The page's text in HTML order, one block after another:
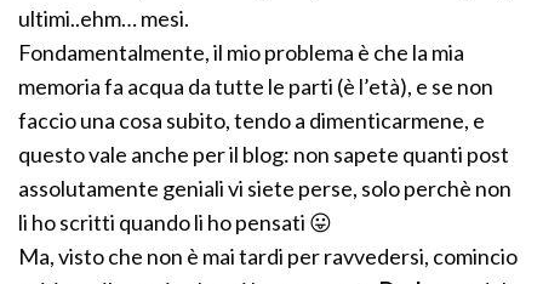
ultimi..ehm… mesi.
Fondamentalmente, il mio problema è che la mia
memoria fa acqua da tutte le parti (è l’età), e se non
faccio una cosa subito, tendo a dimenticarmene, e
questo vale anche per il blog: non sapete quanti post
assolutamente geniali vi siete perse, solo perchè non
li ho scritti quando li ho pensati 😛
Ma, visto che non è mai tardi per ravvedersi, comincio